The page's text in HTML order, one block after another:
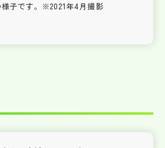
子です。※2021年4月撮影